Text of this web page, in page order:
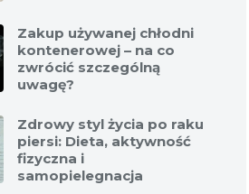
Zakup używanej chłodni
kontenerowej – na co
zwrócić szczególną
uwagę?
Zdrowy styl życia po raku
piersi: Dieta, aktywność
fizyczna i
samopielegnacja